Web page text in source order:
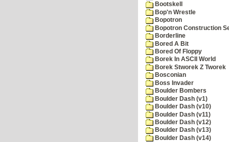
Bootskell
Bop'n Wrestle
Bopotron
Bopotron Construction
Borderline
Bored A Bit
Bored Of Floppy
Borek In ASCII World
Borek Stworek Z Tworek
Bosconian
Boss Invader
Boulder Bombers
Boulder Dash (v1)
Boulder Dash (v10)
Boulder Dash (v11)
Boulder Dash (v12)
Boulder Dash (v13)
Boulder Dash (v14)